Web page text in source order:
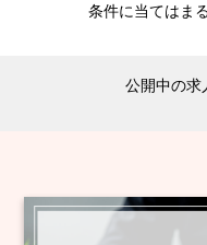
条件に当てはま
公開中の求